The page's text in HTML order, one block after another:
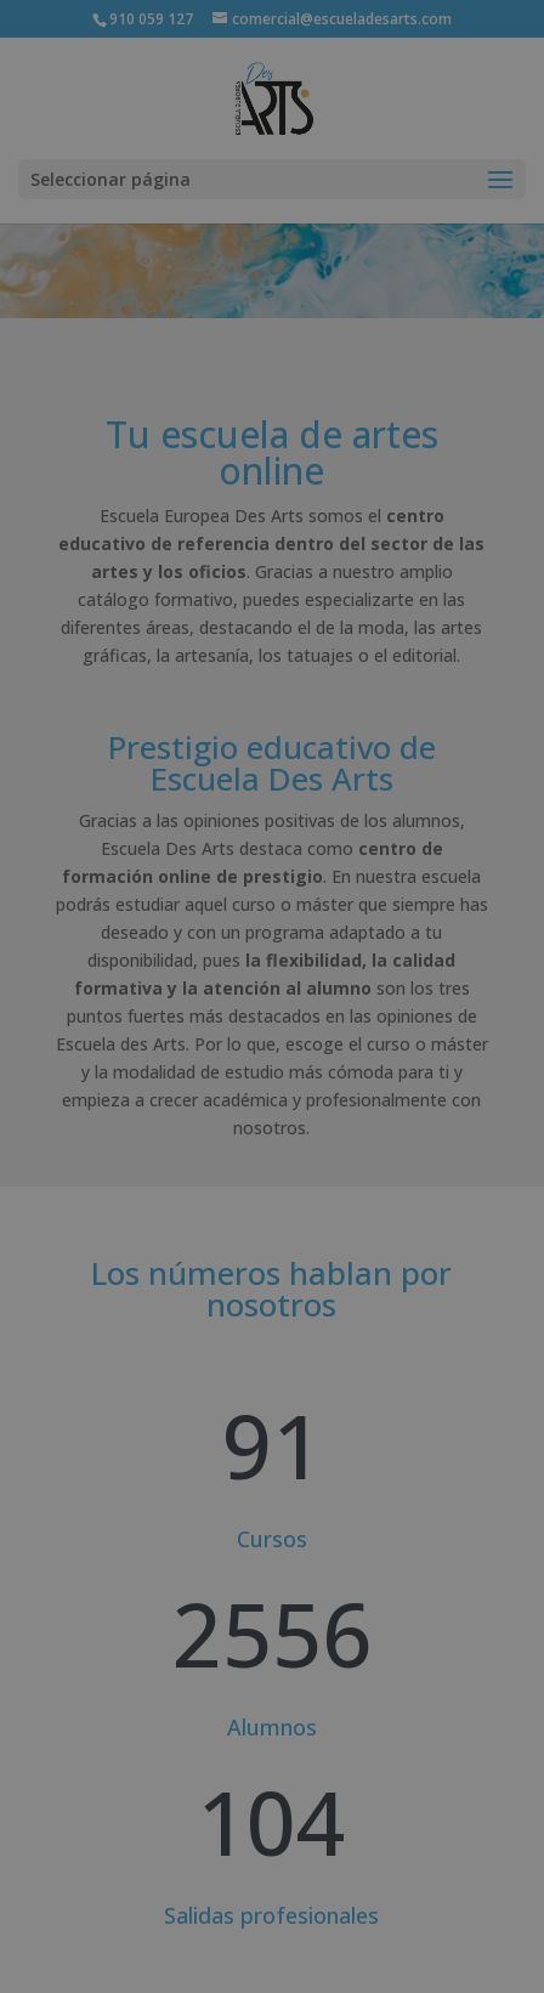
910 059 127 comercial@escueladesarts.com
Seleccionar página
Tu escuela de artes
online
Escuela Europea Des Arts somos el centro
educativo de referencia dentro del sector de las
artes y los oficios. Gracias a nuestro amplio
catálogo formativo, puedes especializarte en las
diferentes áreas, destacando el de la moda, las artes
gráficas, la artesanía, los tatuajes o el editorial.
Prestigio educativo de
Escuela Des Arts
Gracias a las opiniones positivas de los alumnos,
Escuela Des Arts destaca como centro de
formación online de prestigio. En nuestra escuela
podrás estudiar aquel curso o máster que siempre has
deseado y con un programa adaptado a tu
disponibilidad, pues la flexibilidad, la calidad
formativa y la atención al alumno son los tres
puntos fuertes más destacados en las opiniones de
Escuela des Arts. Por lo que, escoge el curso o máster
y la modalidad de estudio más cómoda para ti y
empieza a crecer académica y profesionalmente con
nosotros.
Los números hablan por
nosotros
91
Cursos
2556
Alumnos
104
Salidas profesionales